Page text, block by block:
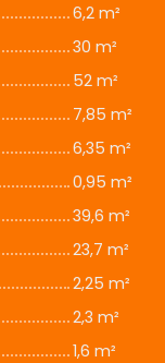
6,2 m²
30 m²
52 m²
7,85 m²
6,35 m²
0,95 m²
39,6 m²
23,7 m²
2,25 m²
2,3 m²
1,6 m²